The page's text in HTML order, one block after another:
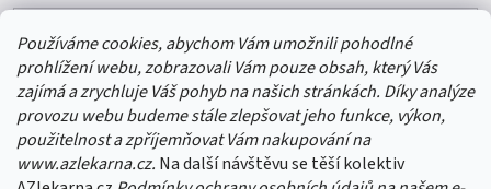
Používáme cookies, abychom Vám umožnili pohodlné
prohlížení webu, zobrazovali Vám pouze obsah, který Vás
zajímá a zrychluje Váš pohyb na našich stránkách. Díky analýze
provozu webu budeme stále zlepšovat jeho funkce, výkon,
použitelnost a zpříjemňovat Vám nakupování na
www.azlekarna.cz. Na další návštěvu se těší kolektiv
Vložením e-mailu souhlasíte spodmínkami ochrany osobních údajů
PŘIHLÁSIT SE